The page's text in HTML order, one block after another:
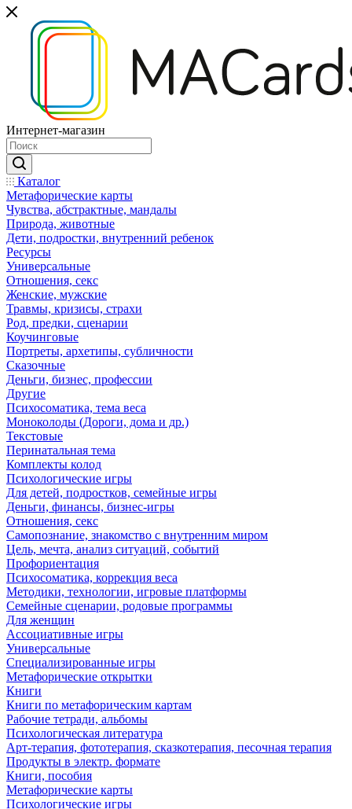
Интернет-магазин
Каталог
Mетафорические карты
Чувства, абстрактные, мандалы
Природа, животные
Дети, подростки, внутренний ребенок
Ресурсы
Универсальные
Отношения, секс
Женские, мужские
Травмы, кризисы, страхи
Род, предки, сценарии
Коучинговые
Портреты, архетипы, субличности
Сказочные
Деньги, бизнес, профессии
Другие
Психосоматика, тема веса
Моноколоды (Дороги, дома и др.)
Текстовые
Перинатальная тема
Комплекты колод
Психологические игры
Для детей, подростков, семейные игры
Деньги, финансы, бизнес-игры
Отношения, секс
Самопознание, знакомство с внутренним миром
Цель, мечта, анализ ситуаций, событий
Профориентация
Психосоматика, коррекция веса
Методики, технологии, игровые платформы
Семейные сценарии, родовые программы
Для женщин
Ассоциативные игры
Универсальные
Специализированные игры
Метафорические открытки
Книги
Книги по метафорическим картам
Рабочие тетради, альбомы
Психологическая литература
Арт-терапия, фототерапия, сказкотерапия, песочная терапия
Продукты в электр. формате
Книги, пособия
Метафорические карты
Психологические игры